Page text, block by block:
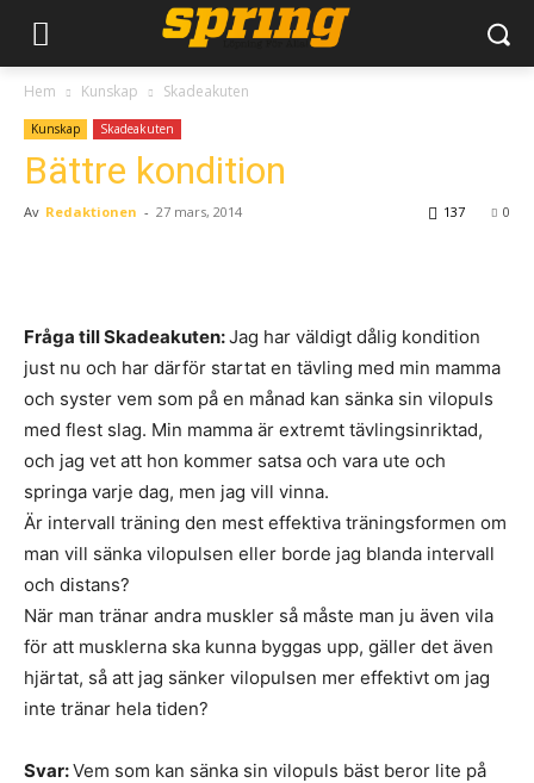
Hem Kunskap Skadeakuten
Kunskap Skadeakuten
Bättre kondition
Av Redaktionen - 27 mars, 2014 0
137
Fråga till Skadeakuten:Jag har väldigt dålig kondition
just nu och har därför startat en tävling med min mamma
och syster vem som på en månad kan sänka sin vilopuls
med flest slag. Min mamma är extremt tävlingsinriktad,
och jag vet att hon kommer satsa och vara ute och
springa varje dag, men jag vill vinna.
Är intervall träning den mest effektiva träningsformen om
man vill sänka vilopulsen eller borde jag blanda intervall
och distans?
När man tränar andra muskler så måste man ju även vila
för att musklerna ska kunna byggas upp, gäller det även
hjärtat, så att jag sänker vilopulsen mer effektivt om jag
inte tränar hela tiden?
Svar:Vem som kan sänka sin vilopuls bäst beror lite på